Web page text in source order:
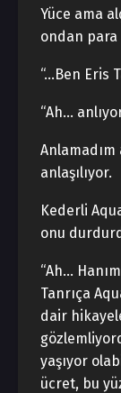
Yüce ama
ondan para
“…Ben Eris
“Ah…
anlaşılıyor.
Kederli
onu
“Ah…
Tanrıça
dair
yaşıyor
ücret, bu